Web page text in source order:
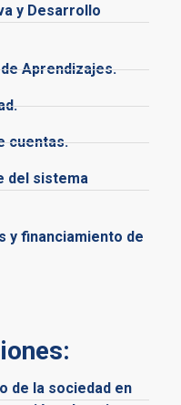
y Desarrollo
Aprendizajes.
cuentas.
del sistema
y financiamiento de
de la sociedad en